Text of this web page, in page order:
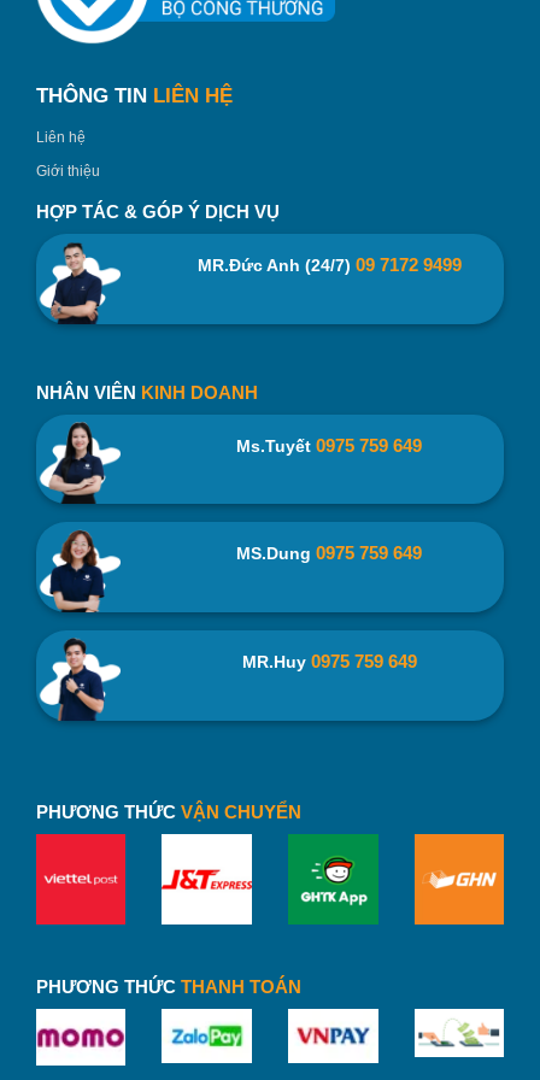
Hộp đưng âm dương HLS01 – binhnuocteen.com
2.2. Kiểu dáng sang trọng, đẹp
Hộp âm dương đựng ly sứ HLS01 được thiết kế với hình
dạng vuông, nhỏ gọn, mẫu mã đơn giản, không quá cầu kì
nhưng đường nét phải sắc sảo.
THÔNG TIN LIÊN HỆ
Liên hệ
Giới thiệu
HỢP TÁC & GÓP Ý DỊCH VỤ
MR.Đức Anh (24/7) 09 7172 9499
NHÂN VIÊN KINH DOANH
Ms.Tuyết 0975 759 649
MS.Dung 0975 759 649
MR.Huy 0975 759 649
PHƯƠNG THỨC VẬN CHUYỂN
PHƯƠNG THỨC THANH TOÁN